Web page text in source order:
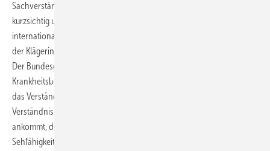
Sachverständigen seien 30 - 40 % der Menschen im mittleren Alter
kurzsichtig und werde von einer pathologischen Myopie nach
internationalem Standard erst ab -6 Dioptrien gesprochen. Auch sei
der Klägerin das Tragen einer Brille möglich und zumutbar gewesen.
Der Bundesgerichtshof hat demgegenüber klargestellt, dass es für den
Krankheitsbegriff in Allgemeinen Versicherungsbedingungen nicht auf
das Verständnis in medizinischen Fachkreisen, sondern auf das
Verständnis eines durchschnittlichen Versicherungsnehmers
ankommt, der davon ausgehen wird, dass zum Normalzustand der
Sehfähigkeit ein beschwerdefreies Lesen und eine gefahrenfreie